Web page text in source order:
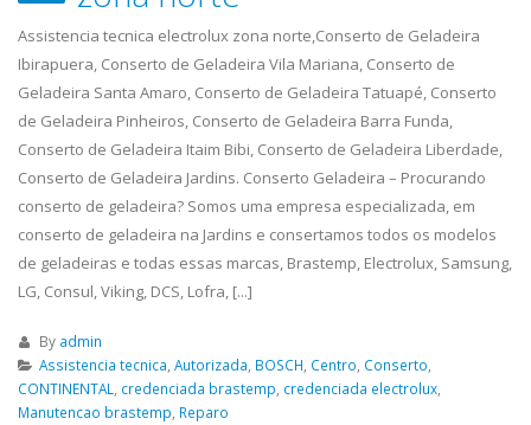
Assistencia tecnica electrolux zona norte,Conserto de Geladeira
Ibirapuera, Conserto de Geladeira Vila Mariana, Conserto de
Geladeira Santa Amaro, Conserto de Geladeira Tatuapé, Conserto
de Geladeira Pinheiros, Conserto de Geladeira Barra Funda,
Conserto de Geladeira Itaim Bibi, Conserto de Geladeira Liberdade,
Conserto de Geladeira Jardins. Conserto Geladeira – Procurando
conserto de geladeira? Somos uma empresa especializada, em
conserto de geladeira na Jardins e consertamos todos os modelos
de geladeiras e todas essas marcas, Brastemp, Electrolux, Samsung,
LG, Consul, Viking, DCS, Lofra, [...]
By admin
Assistencia tecnica, Autorizada, BOSCH, Centro, Conserto,
CONTINENTAL, credenciada brastemp, credenciada electrolux,
Manutencao brastemp, Reparo